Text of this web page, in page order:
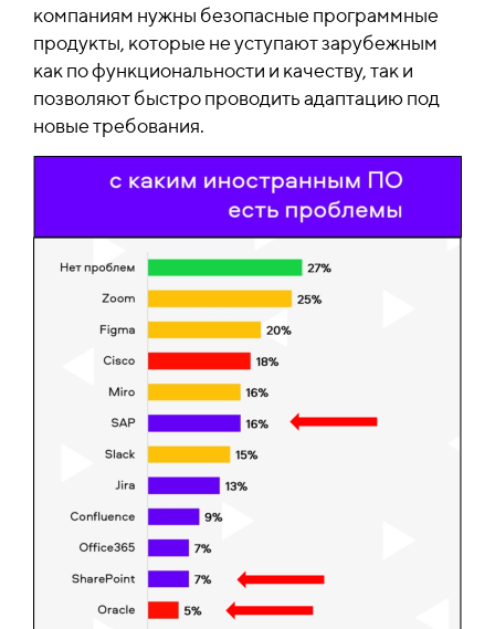
компаниям нужны безопасные программные
продукты, которые не уступают зарубежным
как по функциональности и качеству, так и
позволяют быстро проводить адаптацию под
новые требования.